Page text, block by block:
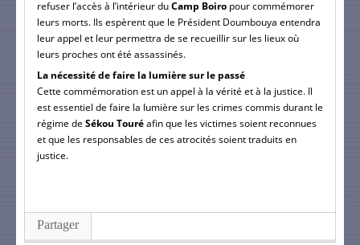
refuser l’accès à l’intérieur duCamp Boiro pour commémorer
leurs morts. Ils espèrent que le Président Doumbouya entendra
leur appel et leur permettra de se recueillir sur les lieux où
leurs proches ont été assassinés.
La nécessité de faire la lumière sur le passé
Cette commémoration est un appel à la vérité et à la justice. Il
est essentiel de faire la lumière sur les crimes commis durant le
régime de Sékou Touréafin que les victimes soient reconnues
et que les responsables de ces atrocités soient traduits en
justice.
Partager